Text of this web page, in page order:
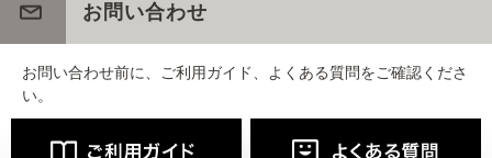
お問い合わせ
お問い合わせ前に、ご利用ガイド、よくある質問をご確認くださ
い。